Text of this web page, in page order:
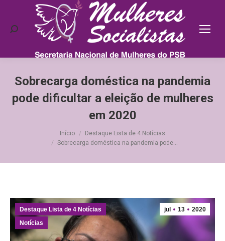
Search:
Sobrecarga doméstica na pandemia
pode dificultar a eleição de mulheres
em 2020
Você está aqui:
Início
Destaque Lista de 4 Notícias
Sobrecarga doméstica na pandemia pode…
jul 13 2020
Destaque Lista de 4 Notícias
Notícias